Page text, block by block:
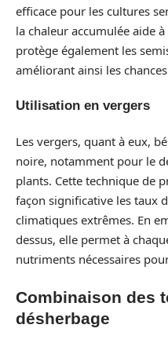
efficace pour les cultures
la chaleur accumulée aide
protège également les
améliorant ainsi les
Utilisation en vergers
Les vergers, quant à eux,
noire, notamment pour le
plants. Cette technique de
façon significative les taux
climatiques extrêmes. En
dessus, elle permet à
nutriments nécessaires
Combinaison des
désherbage